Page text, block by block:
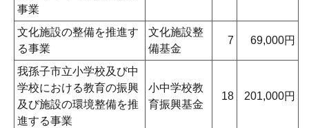
事業
文化施設の整備を推進す
る事業
文化施設整
備基金
7 69,000円
我孫子市立小学校及び中
学校における教育の振興
及び施設の環境整備を推
進する事業
小中学校教
育振興基金
18 201,000円